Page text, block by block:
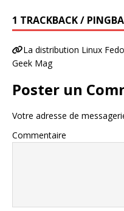
1 TRACKBACK /
La distribution Linux
Geek Mag
Poster un
Votre adresse de
Commentaire